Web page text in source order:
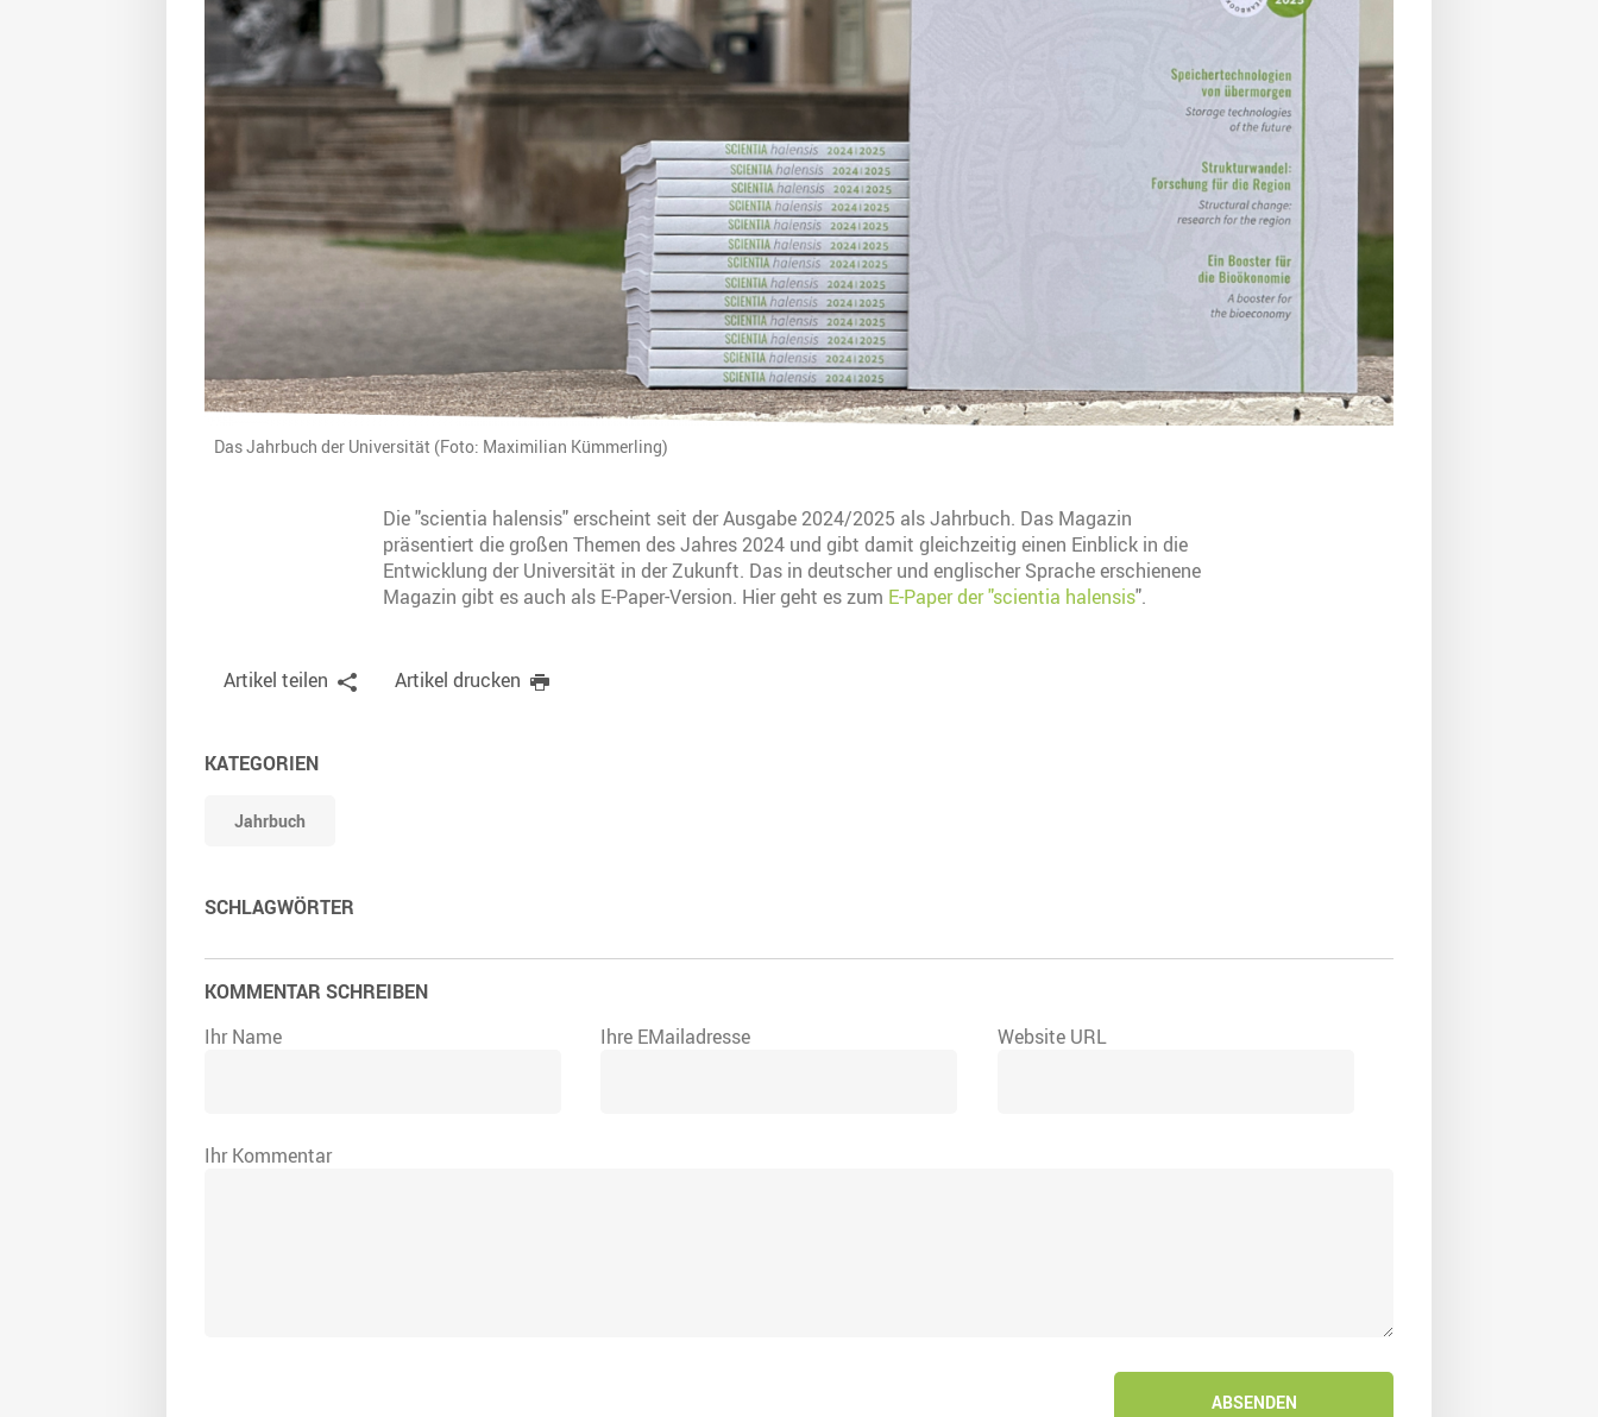
Das Jahrbuch der Universität (Foto: Maximilian Kümmerling)
Die "scientia halensis" erscheint seit der Ausgabe 2024/2025 als Jahrbuch. Das Magazin
präsentiert die großen Themen des Jahres 2024 und gibt damit gleichzeitig einen Einblick in die
Entwicklung der Universität in der Zukunft. Das in deutscher und englischer Sprache erschienene
Magazin gibt es auch als E-Paper-Version. Hier geht es zum E-Paper der "scientia halensis".
Artikel teilen Artikel drucken
KATEGORIEN
Jahrbuch
SCHLAGWÖRTER
KOMMENTAR SCHREIBEN
Ihr Name
Ihre EMailadresse Website URL
Ihr Kommentar
ABSENDEN